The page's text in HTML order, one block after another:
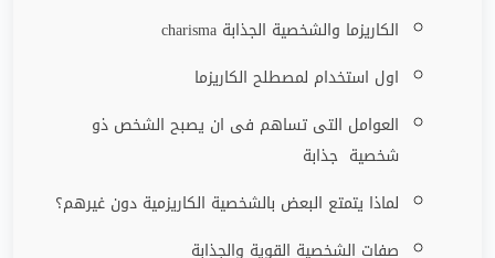
الكاريزما والشخصية الجذابة charisma
اول استخدام لمصطلح الكاريزما
العوامل التى تساهم فى ان يصبح الشخص ذو
شخصية جذابة
لماذا يتمتع البعض بالشخصية الكاريزمية دون غيرهم؟
صفات الشخصية القوية والجذابة